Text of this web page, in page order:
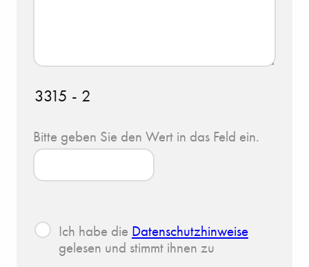
3315 - 2
Bitte geben Sie den Wert in das Feld ein.
Ich habe die Datenschutzhinweise
gelesen und stimmt ihnen zu